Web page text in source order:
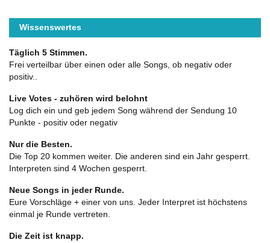
Wissenswertes
Täglich 5 Stimmen.
Frei verteilbar über einen oder alle Songs, ob negativ oder
positiv..
Live Votes - zuhören wird belohnt
Log dich ein und geb jedem Song während der Sendung 10
Punkte - positiv oder negativ
Nur die Besten.
Die Top 20 kommen weiter. Die anderen sind ein Jahr gesperrt.
Interpreten sind 4 Wochen gesperrt.
Neue Songs in jeder Runde.
Eure Vorschläge + einer von uns. Jeder Interpret ist höchstens
einmal je Runde vertreten.
Die Zeit ist knapp.